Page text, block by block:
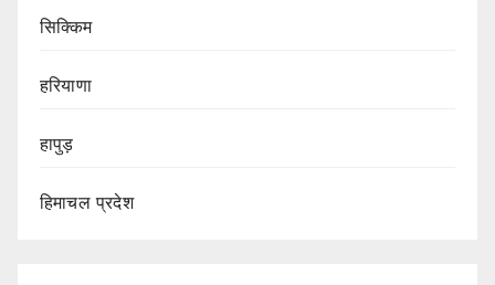
सिक्किम
हरियाणा
हापुड़
हिमाचल प्रदेश